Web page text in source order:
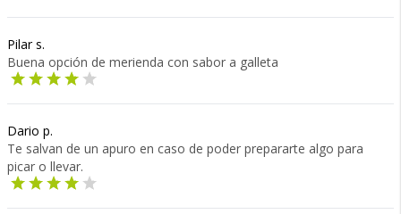
Pilar s.
Buena opción de merienda con sabor a galleta
Dario p.
Te salvan de un apuro en caso de poder prepararte algo para
picar o llevar.